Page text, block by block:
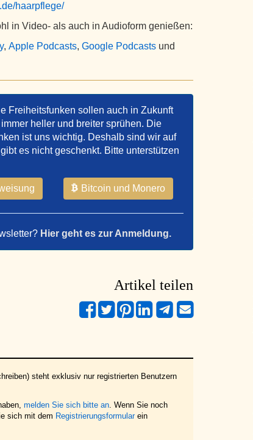
haarpflege/
in Video- als auch in Audioform genießen:
, Apple Podcasts, Google Podcasts und
Freiheitsfunken sollen auch in Zukunft
heller und breiter sprühen. Die
ist uns wichtig. Deshalb sind wir auf
es nicht geschenkt. Bitte unterstützen
Bitcoin und Monero
Hier geht es zur Anmeldung.
Artikel teilen
steht exklusiv nur registrierten Benutzern
melden Sie sich bitte an. Wenn Sie noch
sich mit dem Registrierungsformularein